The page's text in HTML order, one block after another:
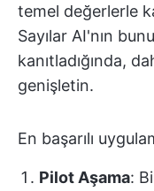
temel değerlerle
Sayılar AI'nın
kanıtladığında,
genişletin.
En başarılı
Pilot Aşama: